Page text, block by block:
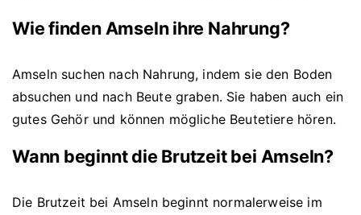
Wie finden Amseln ihre Nahrung?
Amseln suchen nach Nahrung, indem sie den Boden
absuchen und nach Beute graben. Sie haben auch ein
gutes Gehör und können mögliche Beutetiere hören.
Wann beginnt die Brutzeit bei Amseln?
Die Brutzeit bei Amseln beginnt normalerweise im